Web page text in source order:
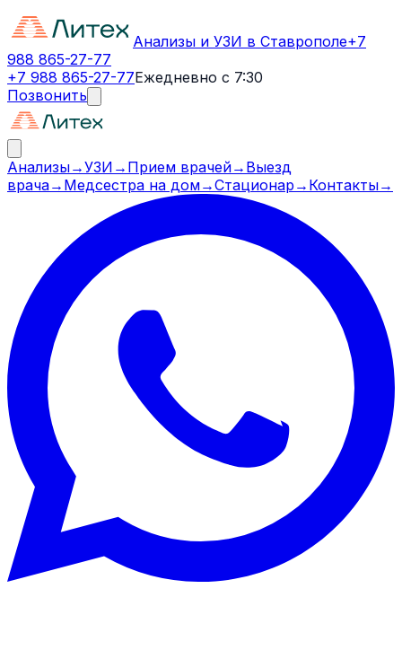
Анализы и УЗИ в Ставрополе+7
988 865-27-77
+7 988 865-27-77Ежедневно с 7:30
Позвонить
Анализы→УЗИ → Прием врачей→ Выезд
врача→ Медсестра на дом→Стационар → Контакты→